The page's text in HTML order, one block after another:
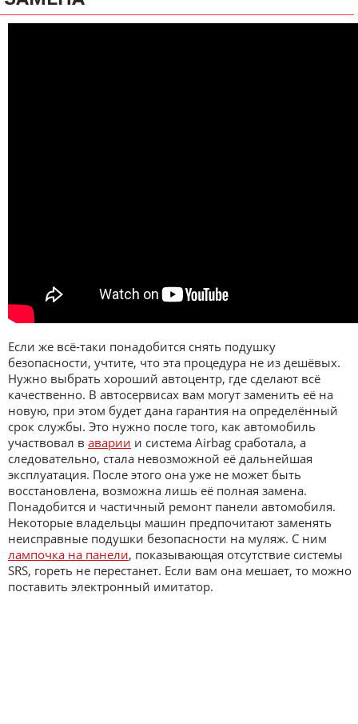
Если же всё-таки понадобится снять подушку
безопасности, учтите, что эта процедура не из дешёвых.
Нужно выбрать хороший автоцентр, где сделают всё
качественно. В автосервисах вам могут заменить её на
новую, при этом будет дана гарантия на определённый
срок службы. Это нужно после того, как автомобиль
участвовал в аварии и система Airbag сработала, а
следовательно, стала невозможной её дальнейшая
эксплуатация. После этого она уже не может быть
восстановлена, возможна лишь её полная замена.
Понадобится и частичный ремонт панели автомобиля.
Некоторые владельцы машин предпочитают заменять
неисправные подушки безопасности на муляж. С ним
лампочка на панели, показывающая отсутствие системы
SRS, гореть не перестанет. Если вам она мешает, то можно
поставить электронный имитатор.